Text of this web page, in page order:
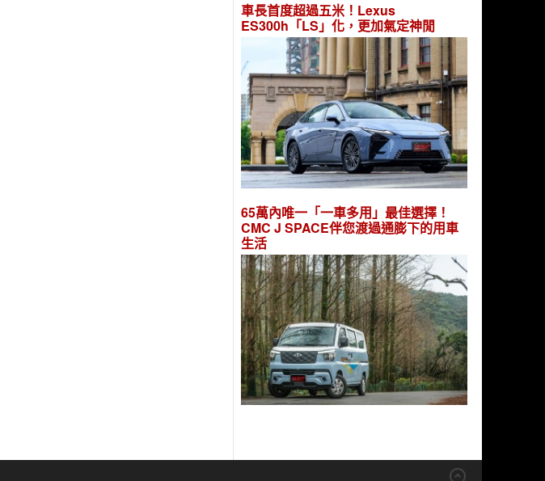
車長首度超過五米！Lexus
ES300h「LS」化，更加氣定神閒
65萬內唯一「一車多用」最佳選擇！
CMC J SPACE伴您渡過通膨下的用車
生活